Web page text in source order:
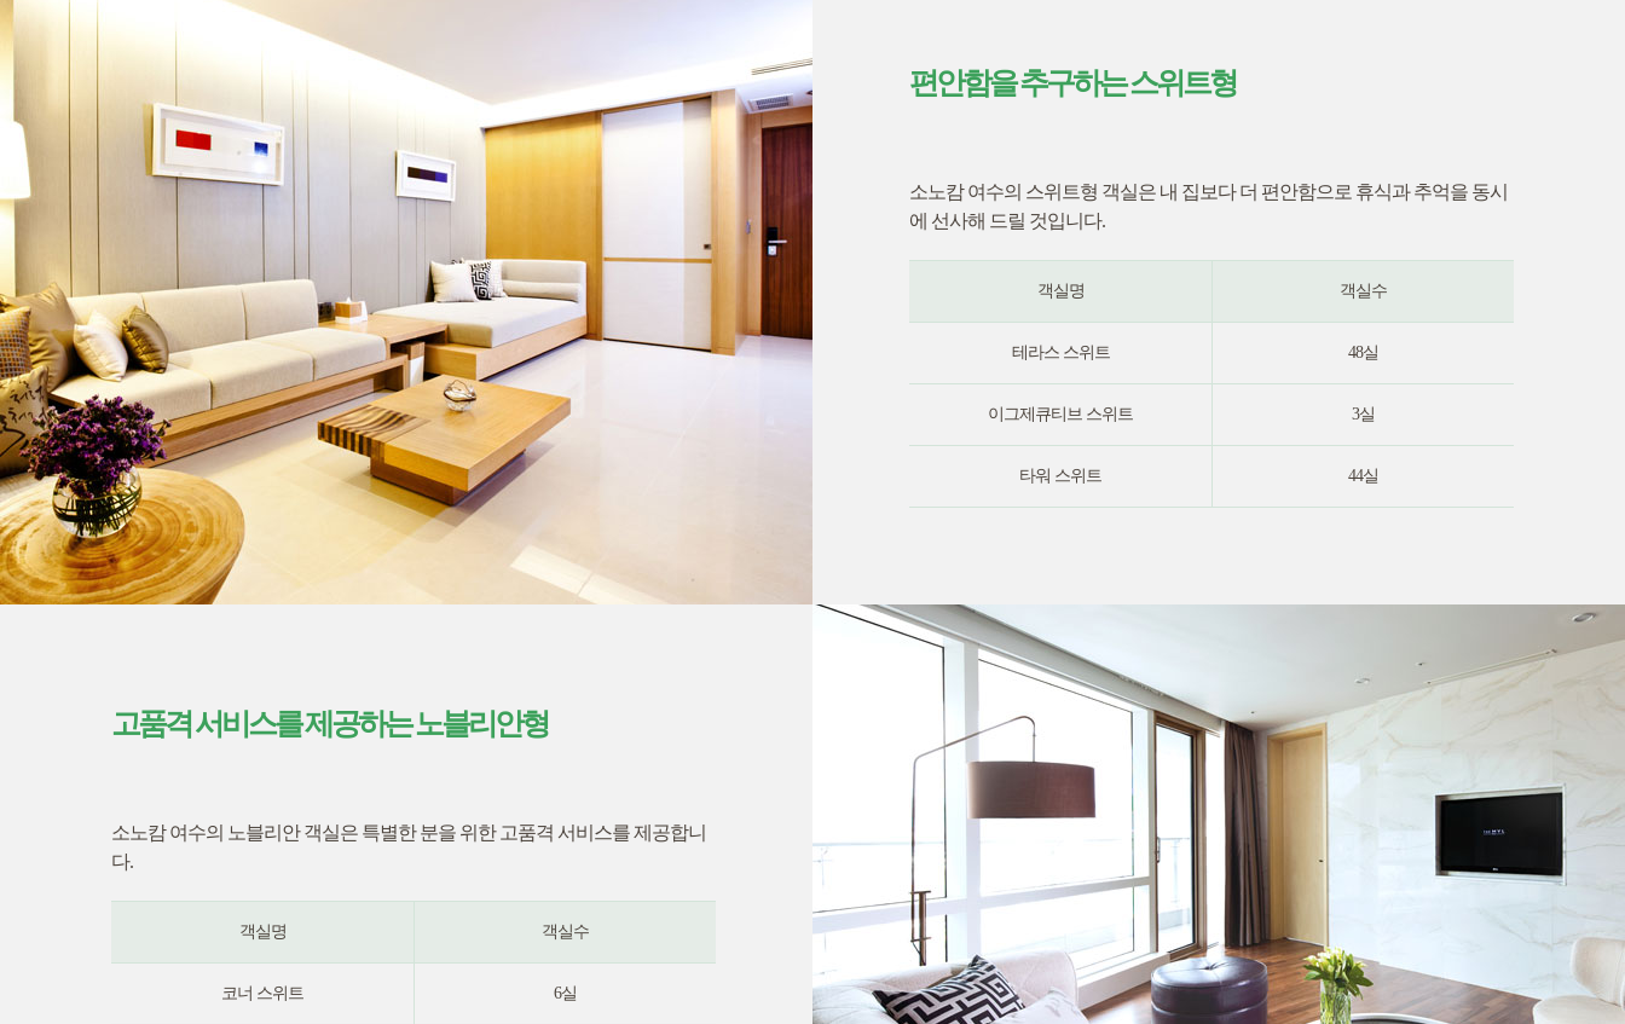
편안함을 추구하는 스위트형
소노캄 여수의 스위트형 객실은 내 집보다 더 편안함으로 휴식과 추억을 동시
에 선사해 드릴 것입니다.
객실명 객실수
테라스 스위트 48실
이그제큐티브 스위트 3실
타워 스위트 44실
고품격 서비스를 제공하는 노블리안형
소노캄 여수의 노블리안 객실은 특별한 분을 위한 고품격 서비스를 제공합니
다.
객실명 객실수
코너 스위트 6실